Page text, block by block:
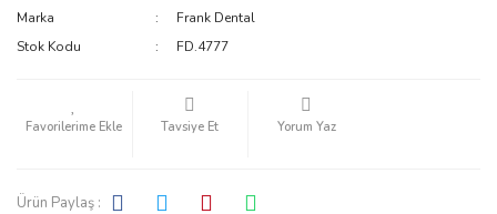
Marka
Frank Dental
Stok Kodu
FD.4777
Tavsiye Et Yorum Yaz
Ürün Paylaş :